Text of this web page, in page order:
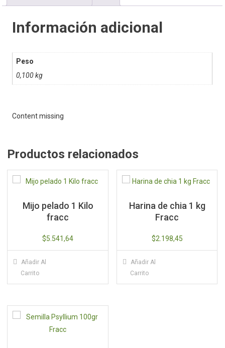
Información adicional
Peso
0,100 kg
Content missing
Productos relacionados
Mijo pelado 1 Kilo
fracc
$5.541,64
Añadir Al
Carrito
Harina de chia 1 kg
Fracc
$2.198,45
Añadir Al
Carrito